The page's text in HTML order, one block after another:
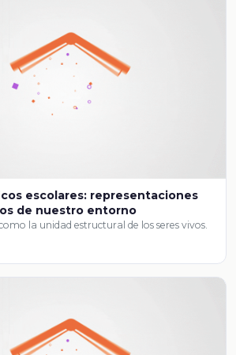
escolares: representaciones
de nuestro entorno
la unidad estructural de los seres vivos.